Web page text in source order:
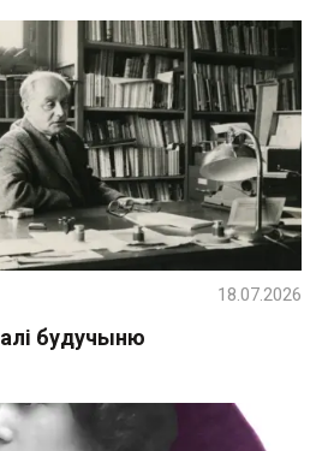
будучыню
18.07.2026